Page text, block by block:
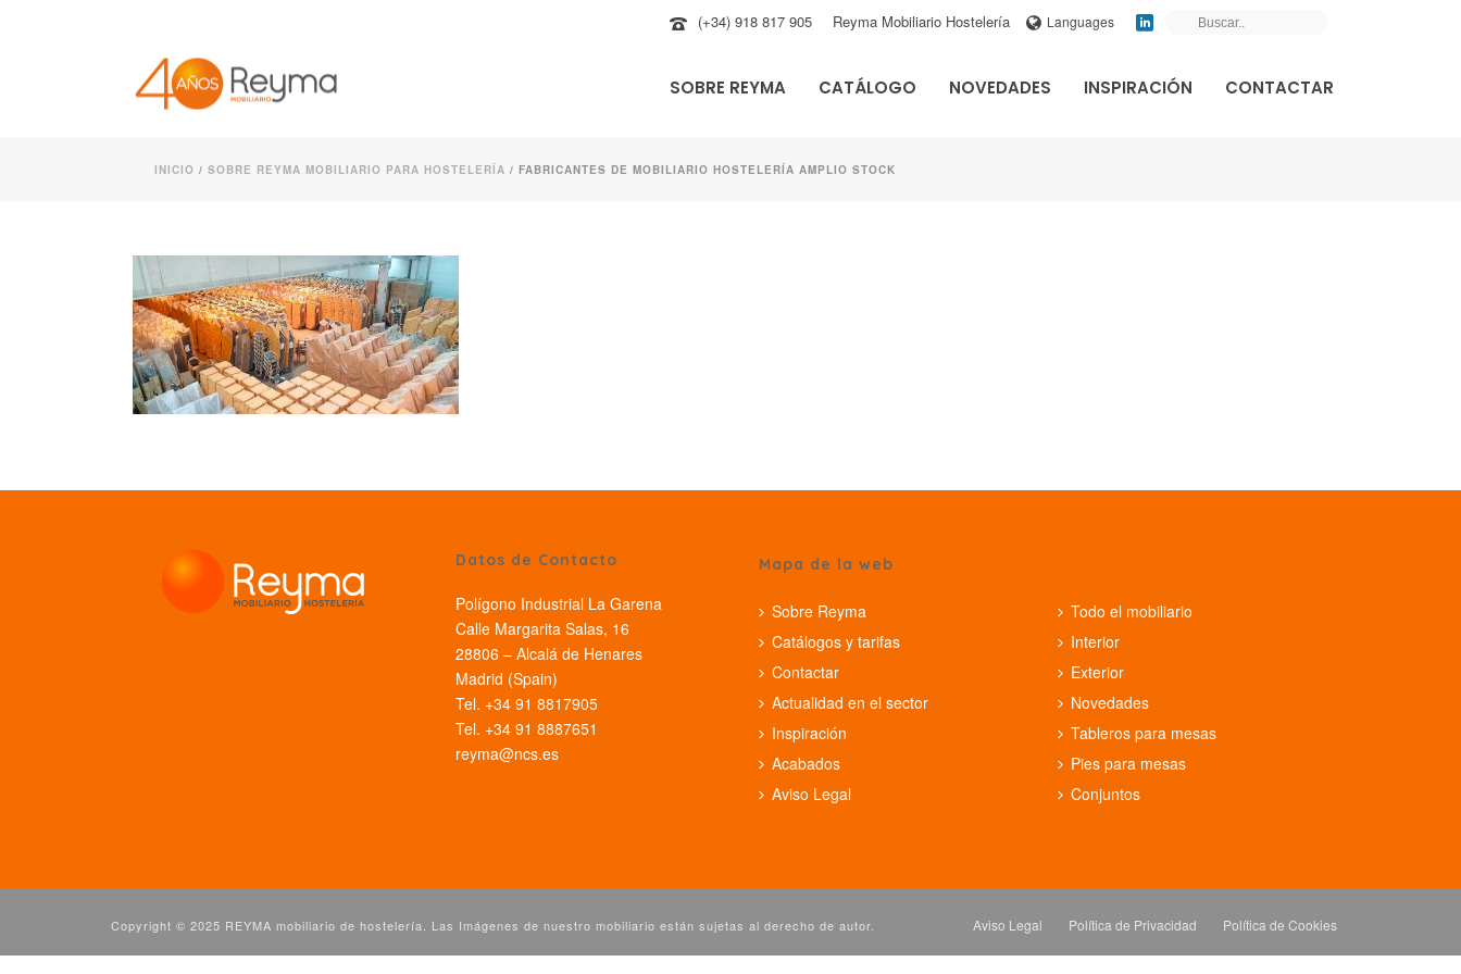
(+34) 918 817 905 Reyma Mobiliario Hostelería Languages
SOBRE REYMA CATÁLOGO NOVEDADES INSPIRACIÓN CONTACTAR
INICIO / SOBRE REYMA MOBILIARIO PARA HOSTELERÍA / FABRICANTES DE MOBILIARIO HOSTELERÍA AMPLIO STOCK
Datos de Contacto
Polígono Industrial La Garena
Calle Margarita Salas, 16
28806 – Alcalá de Henares
Madrid (Spain)
Tel. +34 91 8817905
Tel. +34 91 8887651
reyma@ncs.es
Mapa de la web
Sobre Reyma
Catálogos y tarifas
Contactar
Actualidad en el sector
Inspiración
Acabados
Aviso Legal
Todo el mobiliario
Interior
Exterior
Novedades
Tableros para mesas
Pies para mesas
Conjuntos
Copyright © 2025 REYMA mobiliario de hostelería. Las Imágenes de nuestro mobiliario están sujetas al derecho de autor. Aviso Legal Política de Privacidad Política de Cookies